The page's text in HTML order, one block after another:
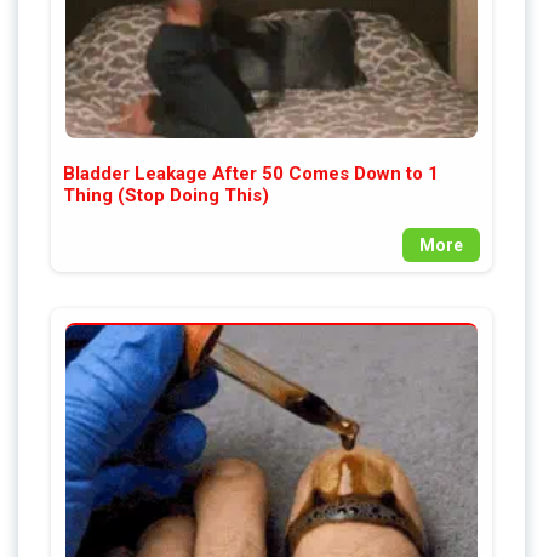
Bladder Leakage After 50 Comes Down to 1
Thing (Stop Doing This)
More